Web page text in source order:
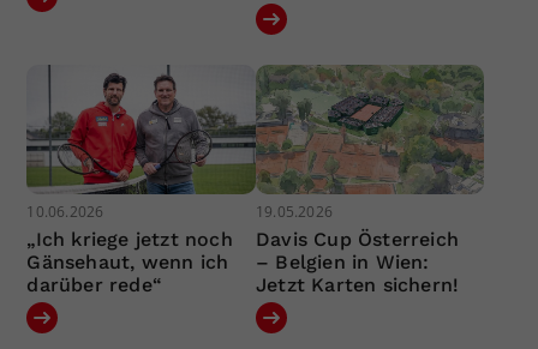
10.06.2026
„Ich kriege jetzt noch
Gänsehaut, wenn ich
darüber rede“
19.05.2026
Davis Cup Österreich
– Belgien in Wien:
Jetzt Karten sichern!